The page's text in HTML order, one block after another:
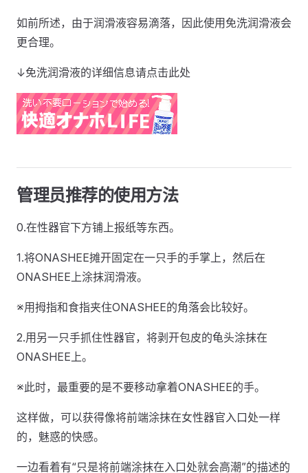
如前所述，由于润滑液容易滴落，因此使用免洗润滑液会
更合理。
↓免洗润滑液的详细信息请点击此处
管理员推荐的使用方法
0.在性器官下方铺上报纸等东西。
1.将ONASHEE摊开固定在一只手的手掌上，然后在
ONASHEE上涂抹润滑液。
※用拇指和食指夹住ONASHEE的角落会比较好。
2.用另一只手抓住性器官，将剥开包皮的龟头涂抹在
ONASHEE上。
※此时，最重要的是不要移动拿着ONASHEE的手。
这样做，可以获得像将前端涂抹在女性器官入口处一样
的，魅惑的快感。
一边看着有“只是将前端涂抹在入口处就会高潮”的描述的